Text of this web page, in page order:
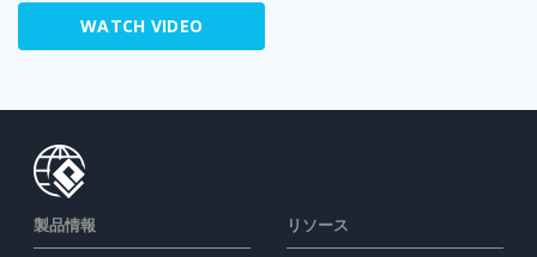
WATCH VIDEO
製品情報 リソース